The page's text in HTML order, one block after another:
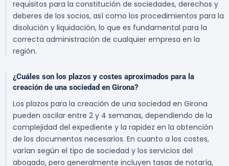
requisitos para la constitución de sociedades, derechos y
deberes de los socios, así como los procedimientos para la
disolución y liquidación, lo que es fundamental para la
correcta administración de cualquier empresa en la
región.
¿Cuáles son los plazos y costes aproximados para la
creación de una sociedad en Girona?
Los plazos para la creación de una sociedad en Girona
pueden oscilar entre 2 y 4 semanas, dependiendo de la
complejidad del expediente y la rapidez en la obtención
de los documentos necesarios. En cuanto a los costes,
varían según el tipo de sociedad y los servicios del
abogado, pero generalmente incluyen tasas de notaría,